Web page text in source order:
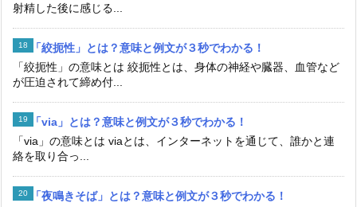
射精した後に感じる...
「絞扼性」とは？意味と例文が３秒でわかる！
「絞扼性」の意味とは 絞扼性とは、身体の神経や臓器、血管など
が圧迫されて締め付...
「via」とは？意味と例文が３秒でわかる！
「via」の意味とは viaとは、インターネットを通じて、誰かと連
絡を取り合っ...
「夜鳴きそば」とは？意味と例文が３秒でわかる！